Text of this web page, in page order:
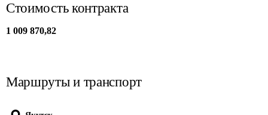
Стоимость контракта
1 009 870,82
Маршруты и транспорт